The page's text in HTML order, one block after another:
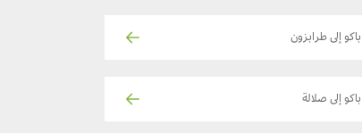
إلى طرابزون
إلى صلالة